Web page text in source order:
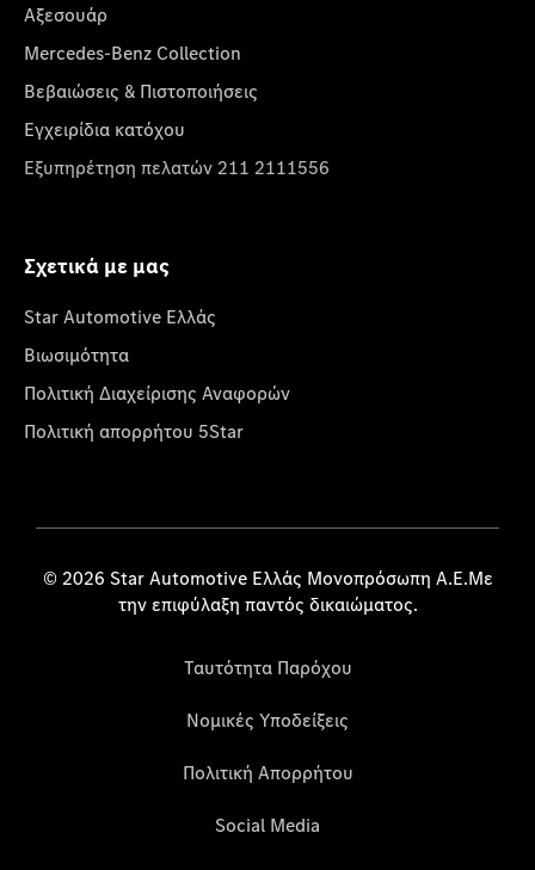
Αξεσουάρ
Mercedes-Benz Collection
Βεβαιώσεις & Πιστοποιήσεις
Εγχειρίδια κατόχου
Εξυπηρέτηση πελατών 211 2111556
Σχετικά με μας
Star Automotive Ελλάς
Βιωσιμότητα
Πολιτική Διαχείρισης Αναφορών
Πολιτική απορρήτου 5Star
© 2026 Star Automotive Ελλάς Μονοπρόσωπη Α.Ε.Με
την επιφύλαξη παντός δικαιώματος.
Ταυτότητα Παρόχου
Νομικές Υποδείξεις
Πολιτική Απορρήτου
Social Media